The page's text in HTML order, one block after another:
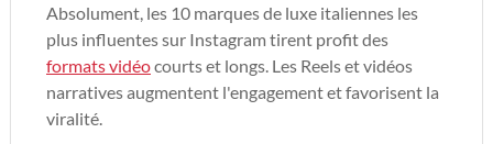
Absolument, les 10 marques de luxe italiennes les
plus influentes sur Instagram tirent profit des
formats vidéocourts et longs. Les Reels et vidéos
narratives augmentent l'engagement et favorisent la
viralité.